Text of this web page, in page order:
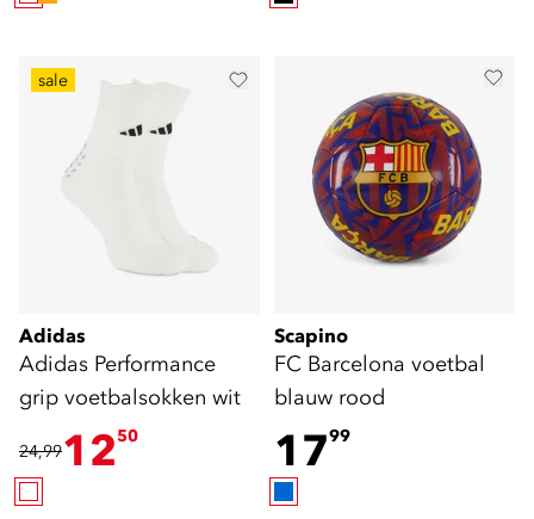
sale
Adidas
Adidas Performance
grip voetbalsokken wit
24,991250
Scapino
FC Barcelona voetbal
blauw rood
1799